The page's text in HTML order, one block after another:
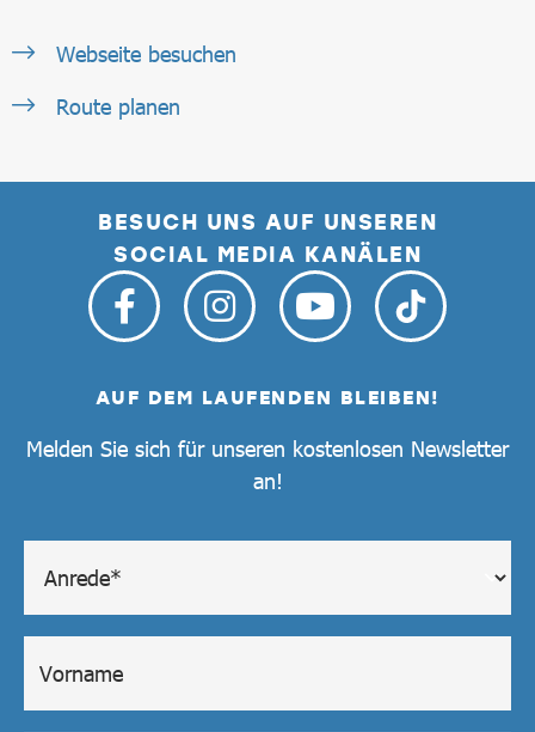
Webseite besuchen
Route planen
BESUCH UNS AUF UNSEREN
SOCIAL MEDIA KANÄLEN
AUF DEM LAUFENDEN BLEIBEN!
Melden Sie sich für unseren kostenlosen Newsletter
an!